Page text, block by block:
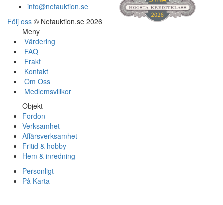
info@netauktion.se
Följ oss © Netauktion.se 2026
Meny
Värdering
FAQ
Frakt
Kontakt
Om Oss
Medlemsvillkor
Objekt
Fordon
Verksamhet
Affärsverksamhet
Fritid & hobby
Hem & inredning
Personligt
På Karta